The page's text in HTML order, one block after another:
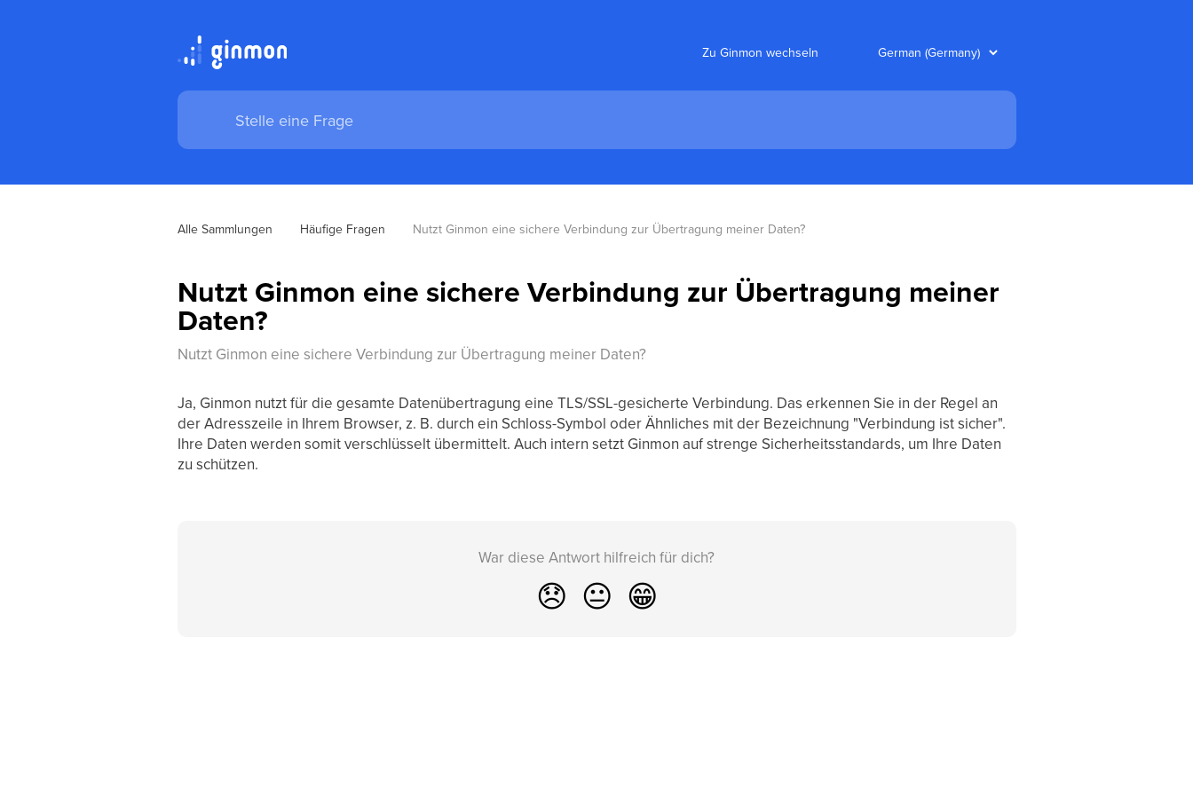
Zu Ginmon wechseln
Alle Sammlungen Häufige Fragen Nutzt Ginmon eine sichere Verbindung zur Übertragung meiner Daten?
Nutzt Ginmon eine sichere Verbindung zur Übertragung meiner
Daten?
Nutzt Ginmon eine sichere Verbindung zur Übertragung meiner Daten?
Ja, Ginmon nutzt für die gesamte Datenübertragung eine TLS/SSL-gesicherte Verbindung. Das erkennen Sie in der Regel an
der Adresszeile in Ihrem Browser, z. B. durch ein Schloss-Symbol oder Ähnliches mit der Bezeichnung "Verbindung ist sicher".
Ihre Daten werden somit verschlüsselt übermittelt. Auch intern setzt Ginmon auf strenge Sicherheitsstandards, um Ihre Daten
zu schützen.
War diese Antwort hilfreich für dich?
😞 😐 😁